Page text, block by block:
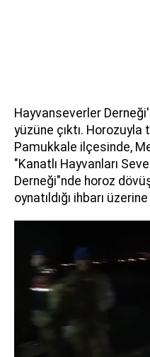
Hayvanseverler
yüzüne çıktı. Horozuyla
Pamukkale ilçesinde,
"Kanatlı Hayvanları
Derneği"nde horoz
oynatıldığı ihbarı